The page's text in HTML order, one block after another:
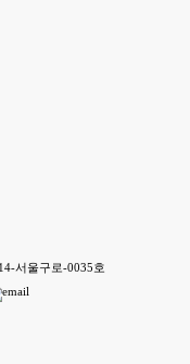
서울구로-0035호